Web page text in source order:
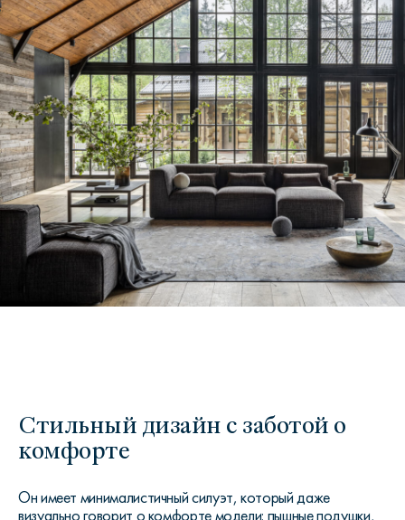
Стильный дизайн с заботой о
комфорте
Он имеет минималистичный силуэт, который даже
визуально говорит о комфорте модели: пышные подушки,